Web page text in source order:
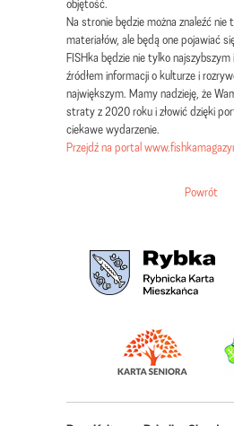
objętość.
Na stronie będzie można znaleźć nie
materiałów, ale będą one pojawiać
FISHka będzie nie tylko
źródłem informacji o kulturze i
największym. Mamy nadzieję, że
straty z 2020 roku i złowić dzięki
ciekawe wydarzenie.
Przejdź na portal
Powrót